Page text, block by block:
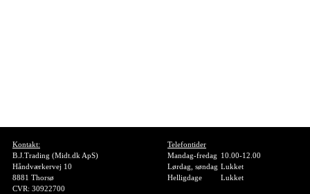
Kontakt:
B.J.Trading (Midt.dk ApS)
Håndværkervej 10
8881 Thorsø
CVR: 30922700
Telefontider
Mandag-fredag 10.00-12.00
Lørdag, søndag Lukket
Helligdage
Lukket